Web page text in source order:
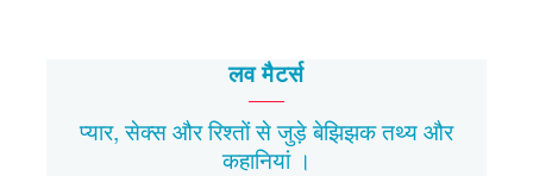
लव मैटर्स
प्यार, सेक्स और रिश्तों से जुड़े बेझिझकतथ्यऔर
कहानियां।